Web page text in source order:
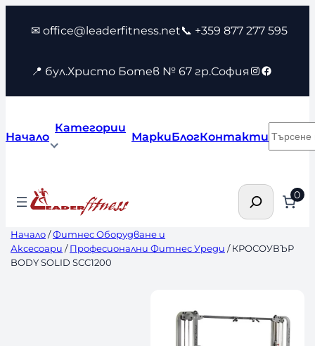
съдържанието
✉ office@leaderfitness.net📞 +359 877 277 595
📍 бул.Христо Ботев № 67 гр.София Instagram
Facebook
Начало
Категории
МаркиБлогКонтакти
Търсене 0
Начало/Фитнес Оборудване и
Аксесоари /Професионални Фитнес Уреди / КРОСОУВЪР
BODY SOLID SCC1200